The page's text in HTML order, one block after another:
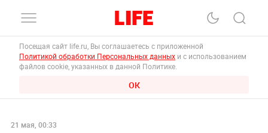
Посещая сайт life.ru, Вы соглашаетесь с приложенной
Политикой обработки Персональных данных и с использованием
файлов cookie, указанных в данной Политике.
ОК
21 мая, 00:33